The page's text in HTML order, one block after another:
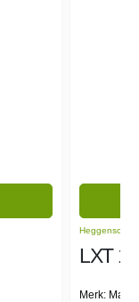
LXT
Merk: